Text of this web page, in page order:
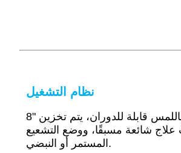
نظام التشغيل
8" شاشة تعمل باللمس قابلة للدوران، يتم تخزين
علاج شائعة مسبقًا، ووضع التشعيع
المستمر أو النبضي.